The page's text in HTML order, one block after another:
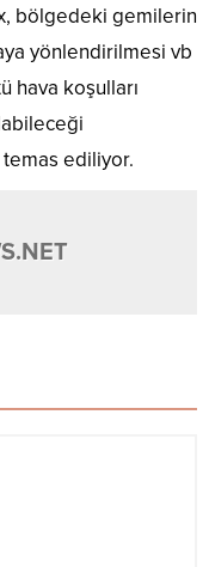
bölgedeki gemilerin
yönlendirilmesi vb
hava koşulları
ediliyor.